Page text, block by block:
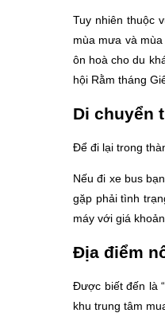
Tuy nhiên thuộc
mùa mưa và
ôn hoà cho du
hội Rằm tháng
Di chuyển
Để đi lại trong
Nếu đi xe bus
gặp phải tình
máy với giá
Địa điểm
Được biết đến là
khu trung tâm